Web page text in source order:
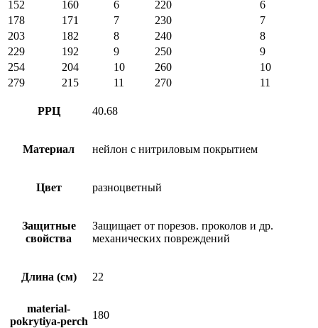
152
160 6 220
6
178
171 7 230
7
203
182 8 240
8
229
192 9 250
9
254
204 10 260
10
279
215 11 270 11
РРЦ 40.68
Материал нейлон с нитриловым покрытием
Цвет разноцветный
Защитные
свойства
Защищает от порезов. проколов и др.
механических повреждений
Длина (см) 22
material-
pokrytiya-perch
180